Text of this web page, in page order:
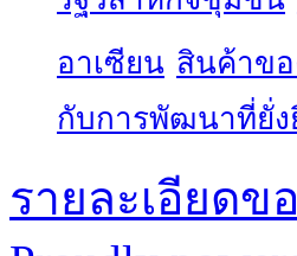
อาเซียน สินค้าข
กับการพัฒนาที่ยั่ง
รายละเอียด